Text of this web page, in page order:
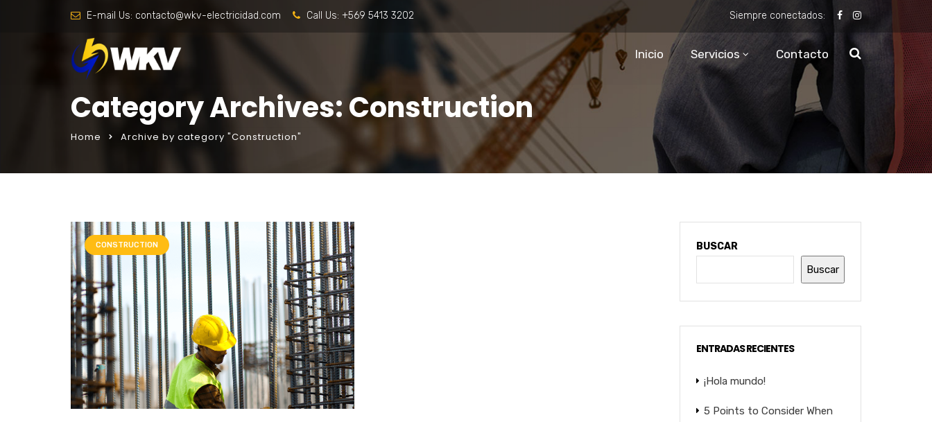
E-mail Us: contacto@wkv-electricidad.com Call Us: +569 5413 3202 Siempre conectados:
Inicio Servicios Contacto
Category Archives: Construction
Home Archive by category "Construction"
CONSTRUCTION BUSCAR
Buscar
ENTRADAS RECIENTES
¡Hola mundo!
5 Points to Consider When